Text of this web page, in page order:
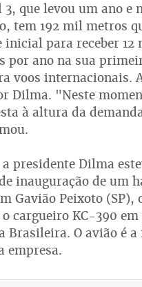
que levou um ano e
tem 192 mil metros
inicial para receber 12
por ano na sua
voos internacionais.
Dilma. "Neste
à altura da
presidente Dilma
inauguração de um
Gavião Peixoto (SP),
cargueiro KC-390
Brasileira. O avião é
empresa.